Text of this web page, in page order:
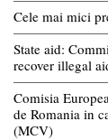
Cele mai mici
State aid:
recover illegal
Comisia
de Romania in
(MCV)